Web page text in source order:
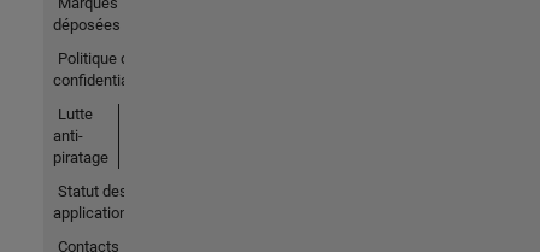
déposées
Politique de
confidentialité
Lutte
anti-
piratage
Statut des
applications
Contacts